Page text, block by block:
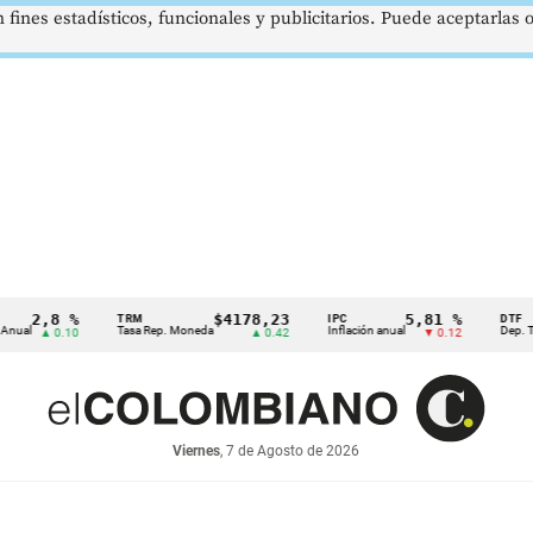
2,8 %
▲ 0.10 Tasa Rep. Moneda
$4178,23
▲ 0.42 Inflación anual
5,81 %
▼ 0.12 Dep.
Viernes, 7 de Agosto de 2026
estadísticos, funcionales y publicitarios. Puede aceptarlas